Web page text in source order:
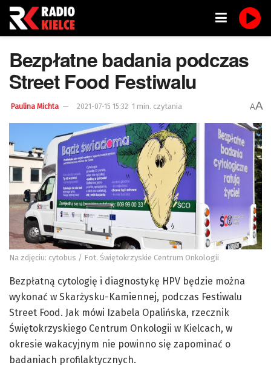
Bezpłatne badania podczas
Street Food Festiwalu
Paulina Michta 2021-07-15 15:32 1 min. czytania AA
Na zdjęciu: cytobus / Fot. Świętokrzyskie Centrum Onkologii
Bezpłatną cytologię i diagnostykę HPV będzie można
wykonać w Skarżysku-Kamiennej, podczas Festiwalu
Street Food. Jak mówi Izabela Opalińska, rzecznik
Świętokrzyskiego Centrum Onkologii w Kielcach, w
okresie wakacyjnym nie powinno się zapominać o
badaniach profilaktycznych.